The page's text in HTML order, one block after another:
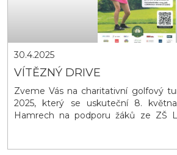
30.4.2025
VÍTĚZNÝ DRIVE
Zveme Vás na charitativní golfový
2025, který se uskuteční 8.
Hamrech na podporu žáků ze ZŠ
žáků – přijďte si užít Den vítězství
dobré věci!